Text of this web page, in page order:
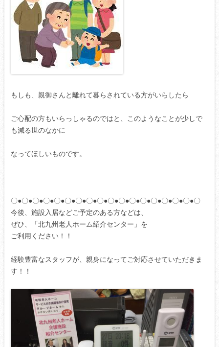
もしも、親御さんと離れて暮らされている方がいらしたら
ご心配の方もいらっしゃるのではと、このようなことが少しで
も減る世のなかに
なってほしいものです。
〇●〇●〇●〇●〇●〇●〇●〇●〇●〇●〇●〇●〇●〇●〇●〇●〇●〇
今後、施設入居などご予定のある方などは、
ぜひ、「北九州老人ホーム紹介センター」を
ご利用ください！！
経験豊富なスタッフが、親身になってご対応させていただきま
す！！